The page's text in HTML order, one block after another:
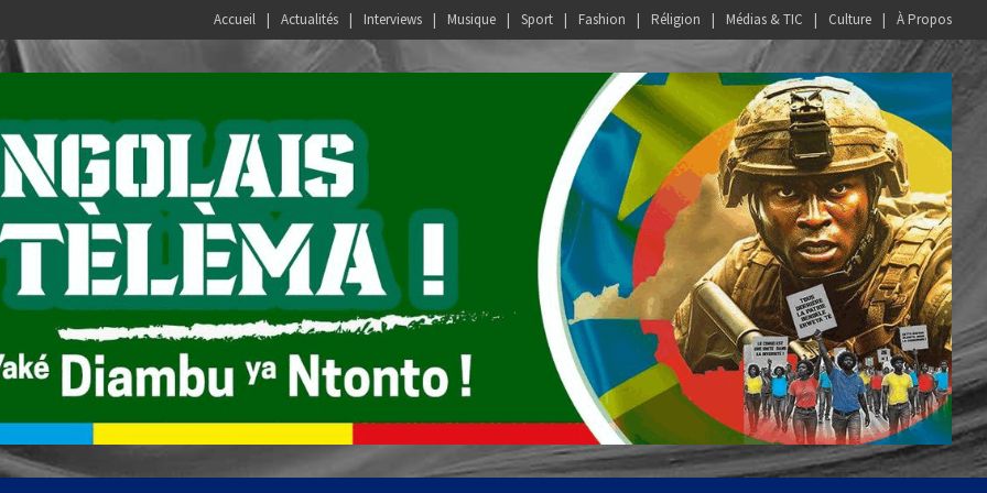
Accueil Actualités Interviews Musique Sport Fashion Réligion Médias & TIC Culture À Propos